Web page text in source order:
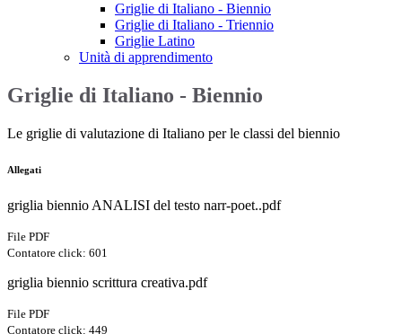
Griglie di Italiano - Biennio
Griglie di Italiano - Triennio
Griglie Latino
Unità di apprendimento
Griglie di Italiano - Biennio
Le griglie di valutazione di Italiano per le classi del biennio
Allegati
griglia biennio ANALISI del testo narr-poet..pdf
File PDF
Contatore click: 601
griglia biennio scrittura creativa.pdf
File PDF
Contatore click: 449